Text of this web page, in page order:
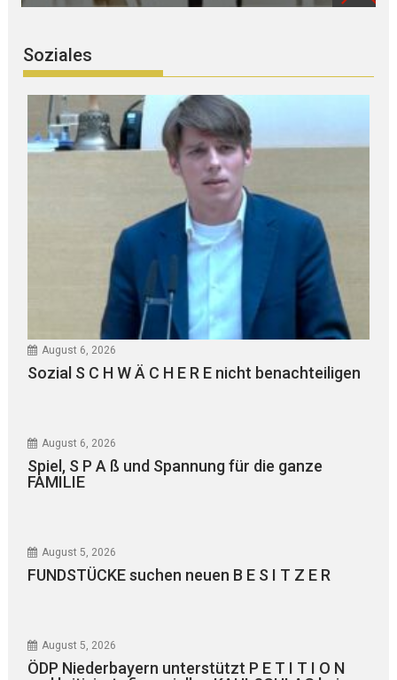
Soziales
August 6, 2026
Sozial S C H W Ä C H E R E nicht benachteiligen
August 6, 2026
Spiel, S P A ß und Spannung für die ganze
FAMILIE
August 5, 2026
FUNDSTÜCKE suchen neuen B E S I T Z E R
August 5, 2026
ÖDP Niederbayern unterstützt P E T I T I O N